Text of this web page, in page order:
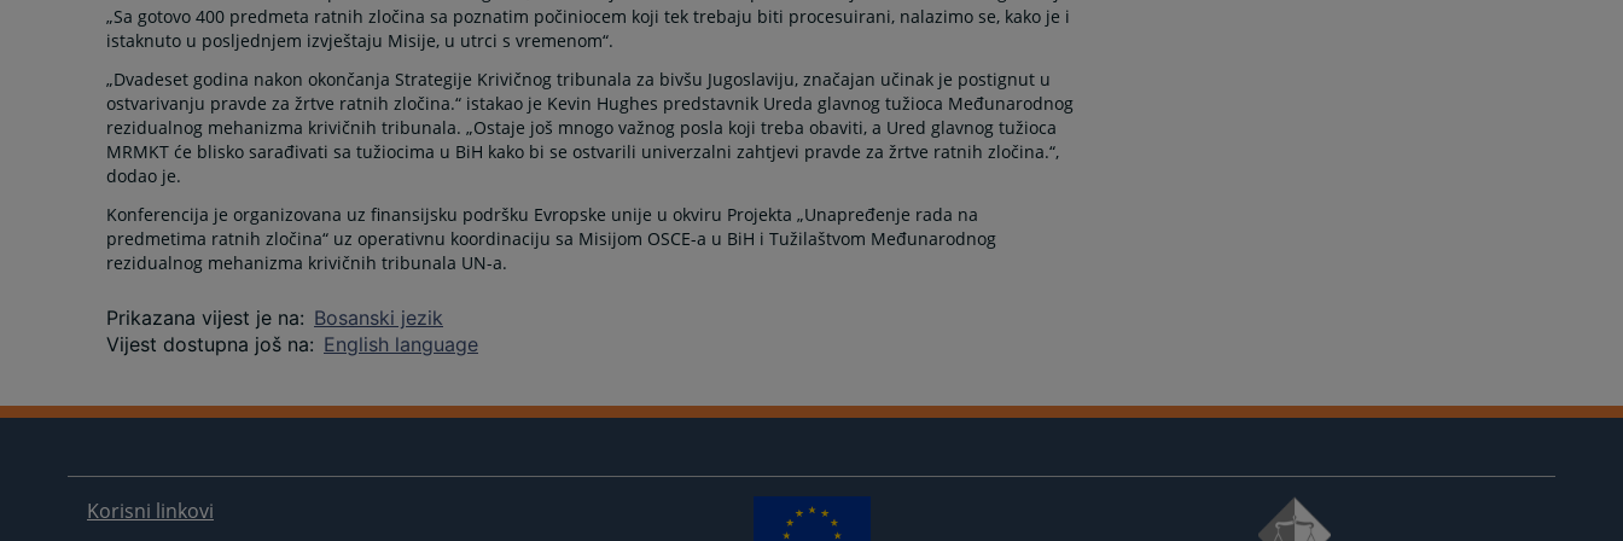
„Sa gotovo 400 predmeta ratnih zločina sa poznatim počiniocem koji tek trebaju biti procesuirani, nalazimo se, kako je i
istaknuto u posljednjem izvještaju Misije, u utrci s vremenom“.
„Dvadeset godina nakon okončanja Strategije Krivičnog tribunala za bivšu Jugoslaviju, značajan učinak je postignut u
ostvarivanju pravde za žrtve ratnih zločina.“ istakao je Kevin Hughes predstavnik Ureda glavnog tužioca Međunarodnog
rezidualnog mehanizma krivičnih tribunala. „Ostaje još mnogo važnog posla koji treba obaviti, a Ured glavnog tužioca
MRMKT će blisko sarađivati sa tužiocima u BiH kako bi se ostvarili univerzalni zahtjevi pravde za žrtve ratnih zločina.“,
dodao je.
Konferencija je organizovana uz finansijsku podršku Evropske unije u okviru Projekta „Unapređenje rada na
predmetima ratnih zločina“ uz operativnu koordinaciju sa Misijom OSCE-a u BiH i Tužilaštvom Međunarodnog
rezidualnog mehanizma krivičnih tribunala UN-a.
Prikazana vijest je na: Bosanski jezik
Vijest dostupna još na: English language
Korisni linkovi